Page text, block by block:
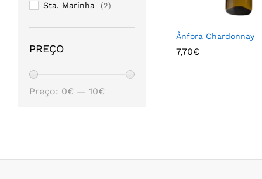
Ânfora Chardonnay
7,70€
7,70€
Sta. Marinha (2)
PREÇO
Preço: 0€ — 10€